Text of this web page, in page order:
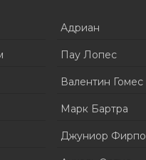
Адриан
Пау Лопес
Валентин Гомес
Марк Бартра
Джуниор Фирпо